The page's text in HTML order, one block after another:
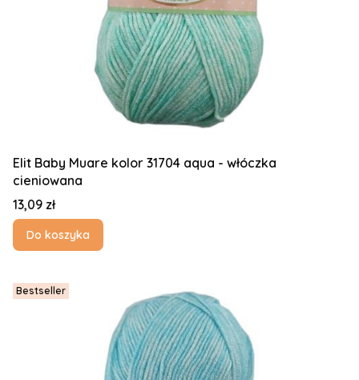
Elit Baby Muare kolor 31704 aqua - włóczka
cieniowana
Cena
13,09 zł
Do koszyka
Bestseller